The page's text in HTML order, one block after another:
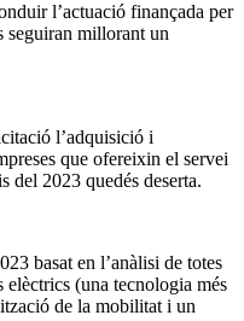
l’actuació finançada per
seguiran millorant un
l’adquisició i
que ofereixin el servei
del 2023 quedés deserta.
basat en l’anàlisi de totes
(una tecnologia més
de la mobilitat i un